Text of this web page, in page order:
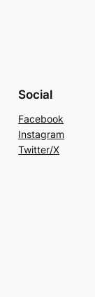
Social
Facebook
Instagram
Twitter/X